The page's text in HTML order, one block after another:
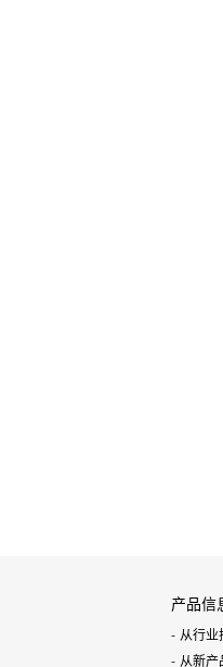
产品信
从行业
从新产